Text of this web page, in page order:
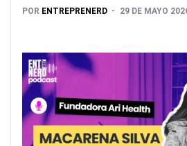
POR ENTREPRENERD 29 DE MAYO